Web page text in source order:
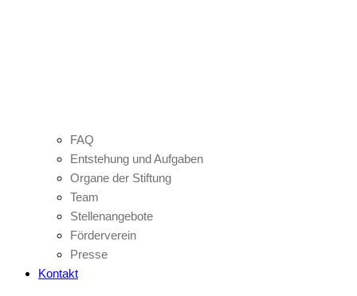
FAQ
Entstehung und Aufgaben
Organe der Stiftung
Team
Stellenangebote
Förderverein
Presse
Kontakt